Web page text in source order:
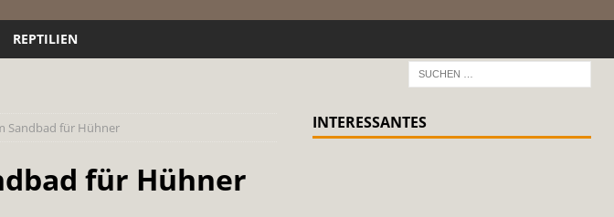
REPTILIEN
Sandbad für Hühner
für Hühner
INTERESSANTES